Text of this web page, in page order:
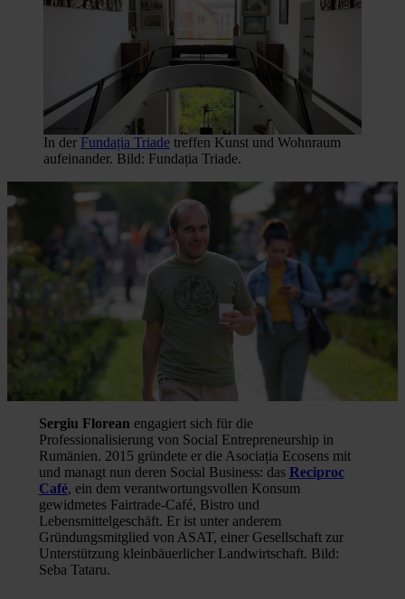
In der Fundația Triade treffen Kunst und Wohnraum
aufeinander. Bild: Fundația Triade.
Sergiu Florean engagiert sich für die
Professionalisierung von Social Entrepreneurship in
Rumänien. 2015 gründete er die Asociația Ecosens mit
und managt nun deren Social Business: das Reciproc
Café, ein dem verantwortungsvollen Konsum
gewidmetes Fairtrade-Café, Bistro und
Lebensmittelgeschäft. Er ist unter anderem
Gründungsmitglied von ASAT, einer Gesellschaft zur
Unterstützung kleinbäuerlicher Landwirtschaft. Bild:
Seba Tataru.